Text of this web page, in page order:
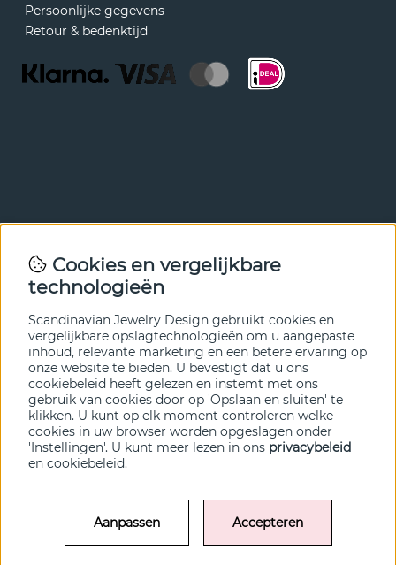
Persoonlijke gegevens
Retour & bedenktijd
Met onze nieuwsbrief ben je als eerste op de hoogte van
nieuws en aanbiedingen. Meld je hieronder aan.
VERZENDEN
© SCANDINAVIAN JEWELRY DESIGN / SJD of Sweden AB 2022
Cookies en vergelijkbare
technologieën
Scandinavian Jewelry Design gebruikt cookies en
vergelijkbare opslagtechnologieën om u aangepaste
inhoud, relevante marketing en een betere ervaring op
onze website te bieden. U bevestigt dat u ons
cookiebeleid heeft gelezen en instemt met ons
gebruik van cookies door op 'Opslaan en sluiten' te
klikken. U kunt op elk moment controleren welke
cookies in uw browser worden opgeslagen onder
'Instellingen'. U kunt meer lezen in ons privacybeleid
en cookiebeleid.
Aanpassen Accepteren